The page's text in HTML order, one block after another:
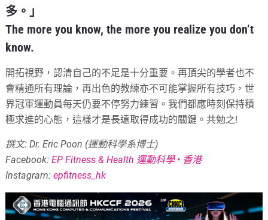
多。」
The more you know, the more you realize you don’t
know.
開拓視野，認清自己的不足是十分重要。再頂尖的學者也不
會精通所有理論，再出色的教練亦不可能掌握所有技巧，世
界冠軍運動員每天仍要不停努力練習。我們都應時刻保持積
極求進的心態，這樣才是長遠取得成功的關鍵。共勉之!
撰文: Dr. Eric Poon (運動科學系博士)
Facebook:EP Fitness & Health 運動科學 • 香港
Instagram:epfitness_hk